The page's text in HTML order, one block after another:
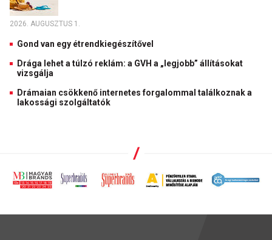
2026. AUGUSZTUS 1.
Gond van egy étrendkiegészítővel
Drága lehet a túlzó reklám: a GVH a „legjobb” állításokat
vizsgálja
Drámaian csökkenő internetes forgalommal találkoznak a
lakossági szolgáltatók